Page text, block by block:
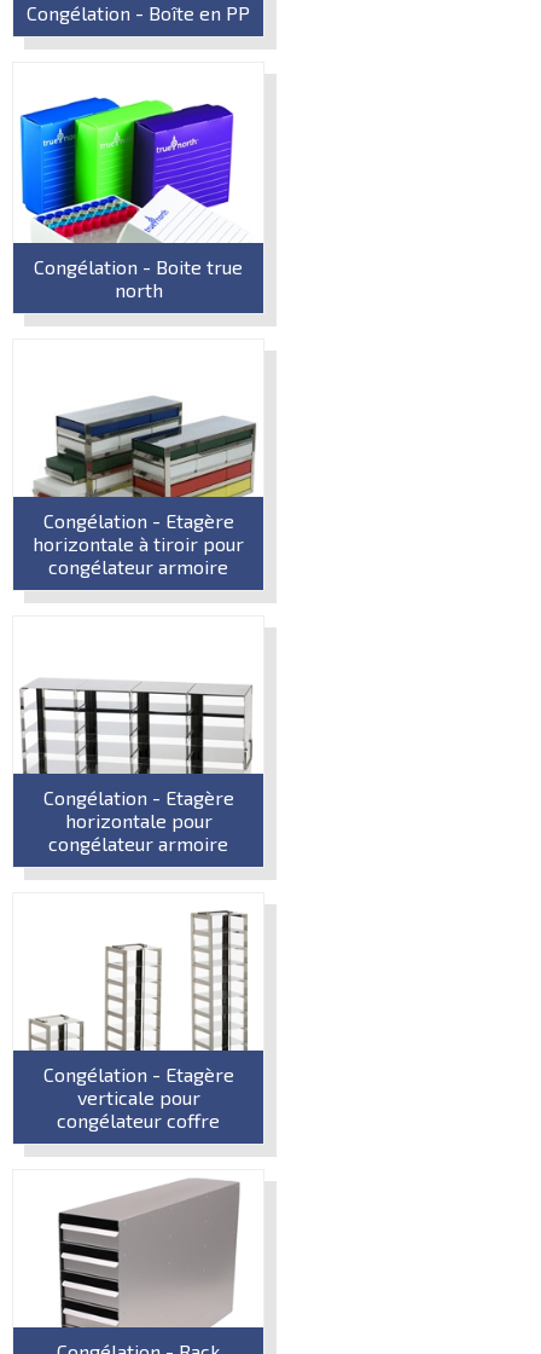
Congélation - Boîte en PP
Congélation - Boite true
north
Congélation - Etagère
horizontale à tiroir pour
congélateur armoire
Congélation - Etagère
horizontale pour
congélateur armoire
Congélation - Etagère
verticale pour
congélateur coffre